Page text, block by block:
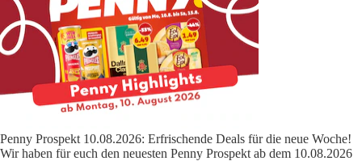
Penny Prospekt 10.08.2026: Erfrischende Deals für die neue Woche!
Wir haben für euch den neuesten Penny Prospekt ab dem 10.08.2026